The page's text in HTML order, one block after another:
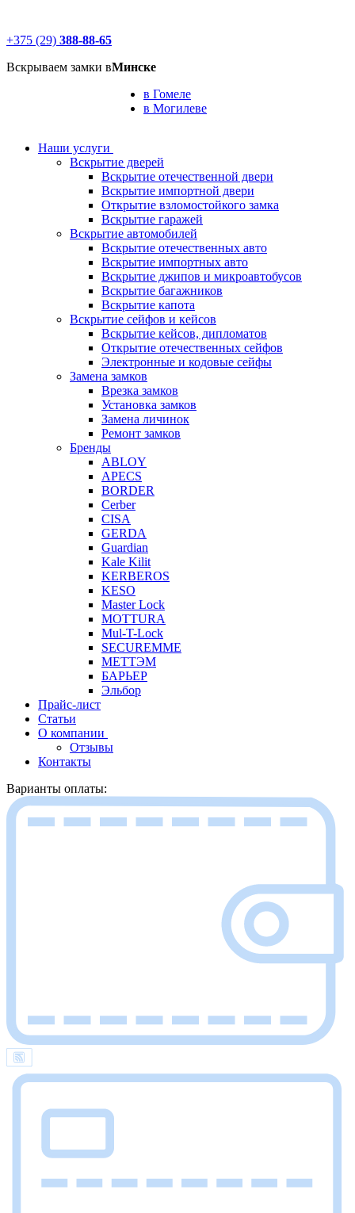
+375 (29) 388-88-65
Вскрываем замки вМинске
в Гомеле
в Могилеве
Наши услуги
Вскрытие дверей
Вскрытие отечественной двери
Вскрытие импортной двери
Открытие взломостойкого замка
Вскрытие гаражей
Вскрытие автомобилей
Вскрытие отечественных авто
Вскрытие импортных авто
Вскрытие джипов и микроавтобусов
Вскрытие багажников
Вскрытие капота
Вскрытие сейфов и кейсов
Вскрытие кейсов, дипломатов
Открытие отечественных сейфов
Электронные и кодовые сейфы
Замена замков
Врезка замков
Установка замков
Замена личинок
Ремонт замков
Бренды
ABLOY
APECS
BORDER
Cerber
CISA
GERDA
Guardian
Kale Kilit
KERBEROS
KESO
Master Lock
MOTTURA
Mul-T-Lock
SECUREMME
МЕТТЭМ
БАРЬЕР
Эльбор
Прайс-лист
Статьи
О компании
Отзывы
Контакты
Варианты оплаты: